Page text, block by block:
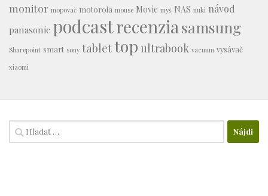
monitor mopovač motorola mouse Movie myš NAS nuki návod
panasonic podcastrecenziasamsung
Sharepoint smart sony tablettop ultrabook vacuum vysávač
xiaomi
Hľadať: